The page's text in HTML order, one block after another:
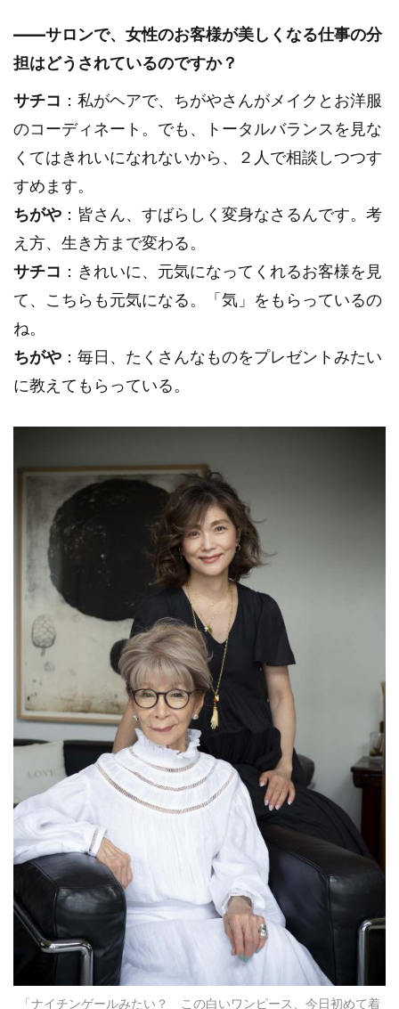
――サロンで、女性のお客様が美しくなる仕事の分
担はどうされているのですか？
サチコ ：私がヘアで、ちがやさんがメイクとお洋服
のコーディネート。でも、トータルバランスを見な
くてはきれいになれないから、２人で相談しつつす
すめます。
ちがや ：皆さん、すばらしく変身なさるんです。考
え方、生き方まで変わる。
サチコ ：きれいに、元気になってくれるお客様を見
て、こちらも元気になる。「気」をもらっているの
ね。
ちがや ：毎日、たくさんなものをプレゼントみたい
に教えてもらっている。
「ナイチンゲールみたい？ この白いワンピース、今日初めて着